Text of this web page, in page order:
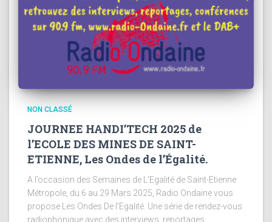
NON CLASSÉ
JOURNEE HANDI’TECH 2025 de
l’ECOLE DES MINES DE SAINT-
ETIENNE, Les Ondes de l’Égalité.
A l’occasion des Semaines de L’Egalité de Saint-Etienne
Métropole, du 6 au 29 Mars 2025, Radio Ondaine vous
propose Les Ondes De l’Egalité. Une série de rendez-vous
radiophonique avec des interviews, reportages,